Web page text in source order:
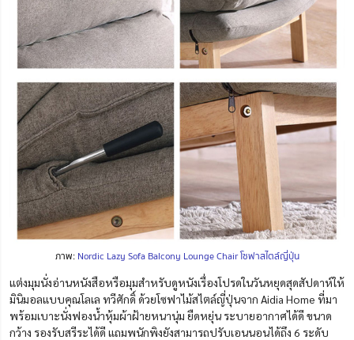
ภาพ: Nordic Lazy Sofa Balcony Lounge Chair โซฟาสไตล์ญี่ปุ่น
แต่งมุมนั่งอ่านหนังสือหรือมุมสำหรับดูหนังเรื่องโปรดในวันหยุดสุดสัปดาห์ให้
มินิมอลแบบคุณโลเล ทวีศักดิ์ ด้วยโซฟาไม้สไตล์ญี่ปุ่นจาก Aidia Home ที่มา
พร้อมเบาะนั่งฟองน้ำหุ้มผ้าฝ้ายหนานุ่ม ยืดหยุ่น ระบายอากาศได้ดี ขนาด
กว้าง รองรับสรีระได้ดี แถมพนักพิงยังสามารถปรับเอนนอนได้ถึง 6 ระดับ